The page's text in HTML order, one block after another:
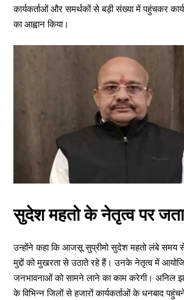
कार्यकर्ताओं और समर्थकों से बड़ी संख्या में पहुंचकर
का आह्वान किया।
सुदेश महतो के नेतृत्व पर
उन्होंने कहा कि आजसू सुप्रीमो सुदेश महतो लंबे समय
मुद्दों को मुखरता से उठाते रहे हैं। उनके नेतृत्व में
जनभावनाओं को सामने लाने का काम करेगी। अनिल
के विभिन्न जिलों से हजारों कार्यकर्ताओं के धनबाद